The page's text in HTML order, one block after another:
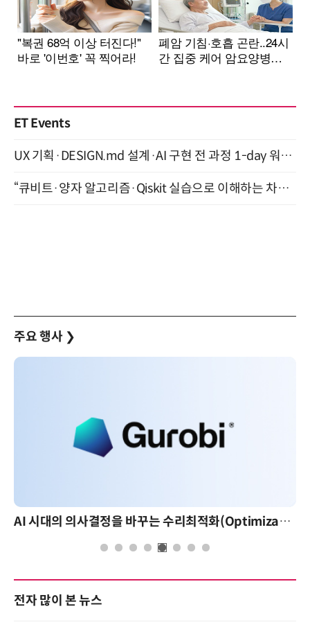
ET Events
UX 기획·DESIGN.md 설계·AI 구현 전 과정 1-day 워크숍 with Claude Code·Codex 9월 15일 개최
“큐비트·양자 알고리즘·Qiskit 실습으로 이해하는 차세대 컴퓨팅” (8/28)
주요 행사 ❯
AI 시대의 의사결정을 바꾸는 수리최적화(Optimization): 실제 산업 적용 사례와 활용 전략
전자 많이 본 뉴스